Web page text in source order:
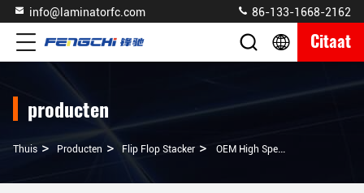
info@laminatorfc.com 86-133-1668-2162
Citaat
producten
Thuis > Producten > Flip Flop Stacker > OEM High Speed Multi Layer Flute Pile Turner And Stacker 16000pcs/uur